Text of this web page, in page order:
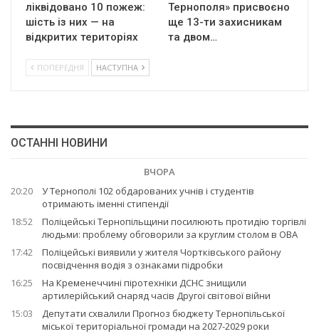
ліквідовано 10 пожеж:
шість із них — на
відкритих територіях
Тернополя» присвоєно
ще 13-ти захисникам
та двом…
ПОПЕРЕДНЯ НАСТУПНА
ОСТАННІ НОВИНИ
ВЧОРА
20:20
У Тернополі 102 обдарованих учнів і студентів
отримають іменні стипендії
18:52
Поліцейські Тернопільщини посилюють протидію торгівлі
людьми: проблему обговорили за круглим столом в ОВА
17:42
Поліцейські виявили у жителя Чортківського району
посвідчення водія з ознаками підробки
16:25
На Кременеччині піротехніки ДСНС знищили
артилерійський снаряд часів Другої світової війни
15:03
Депутати схвалили Прогноз бюджету Тернопільської
міської територіальної громади на 2027-2029 роки